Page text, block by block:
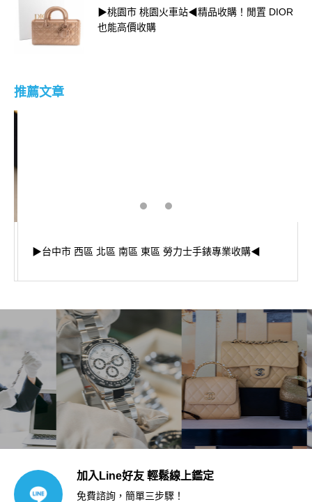
▶桃園市 桃園火車站◀精品收購！閒置 DIOR
也能高價收購
推薦文章
▶台中市 西區 北區 南區 東區 勞力士手錶專業收購◀
加入Line好友 輕鬆線上鑑定
免費諮詢，簡單三步驟！